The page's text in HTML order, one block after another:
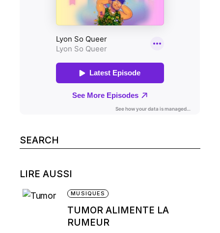
Search
for:
LIRE AUSSI
MUSIQUES
TUMOR ALIMENTE LA
RUMEUR